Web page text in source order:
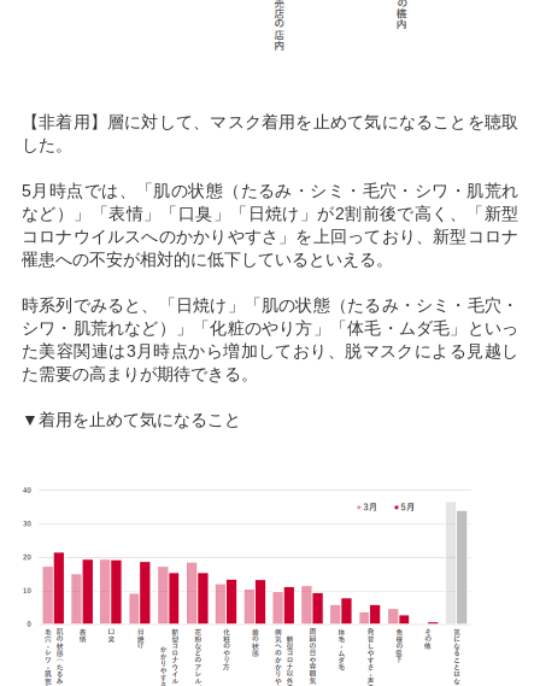
【非着用】層に対して、マスク着用を止めて気になることを聴取
した。
5月時点では、「肌の状態（たるみ・シミ・毛穴・シワ・肌荒れ
など）」「表情」「口臭」「日焼け」が2割前後で高く、「新型
コロナウイルスへのかかりやすさ」を上回っており、新型コロナ
罹患への不安が相対的に低下しているといえる。
時系列でみると、「日焼け」「肌の状態（たるみ・シミ・毛穴・
シワ・肌荒れなど）」「化粧のやり方」「体毛・ムダ毛」といっ
た美容関連は3月時点から増加しており、脱マスクによる見越し
た需要の高まりが期待できる。
▼着用を止めて気になること